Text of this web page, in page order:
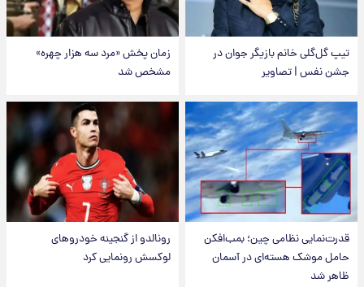
تیپ گل‌گلی خانم بازیگر جوان در
جشن نفس | تصاویر
زمان پخش «مرد سه هزار چهره»
مشخص شد
قدرت‌نمایی نظامی چین؛ بمب‌افکن
حامل موشک هسته‌ای در آسمان
ظاهر شد
رونالدو از گنجینه خودروهای
لوکسش رونمایی کرد